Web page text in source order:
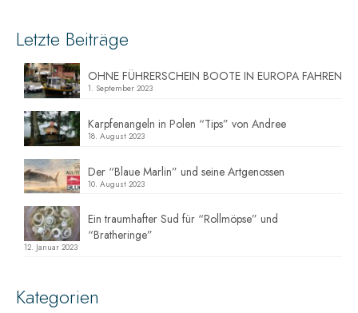
Letzte Beiträge
OHNE FÜHRERSCHEIN BOOTE IN EUROPA FAHREN
1. September 2023
Karpfenangeln in Polen “Tips” von Andree
18. August 2023
Der “Blaue Marlin” und seine Artgenossen
10. August 2023
Ein traumhafter Sud für “Rollmöpse” und
“Bratheringe”
12. Januar 2023
Kategorien